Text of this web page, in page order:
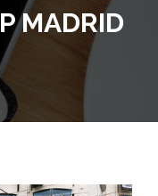
MADRID